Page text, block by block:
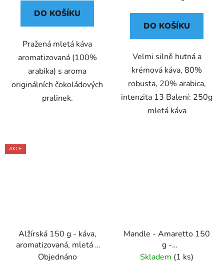
DO KOŠÍKU
Pražená mletá káva
aromatizovaná (100%
arabika) s aroma
originálních čokoládových
pralinek.
DO KOŠÍKU
Velmi silně hutná a
krémová káva, 80%
robusta, 20% arabica,
intenzita 13 Balení: 250g
mletá káva
AKCE
Alžírská 150 g - káva,
aromatizovaná, mletá -
Oxalis
Objednáno
Mandle - Amaretto 150
g -
káva,aromatizovaná,mletá
Skladem (1 ks)